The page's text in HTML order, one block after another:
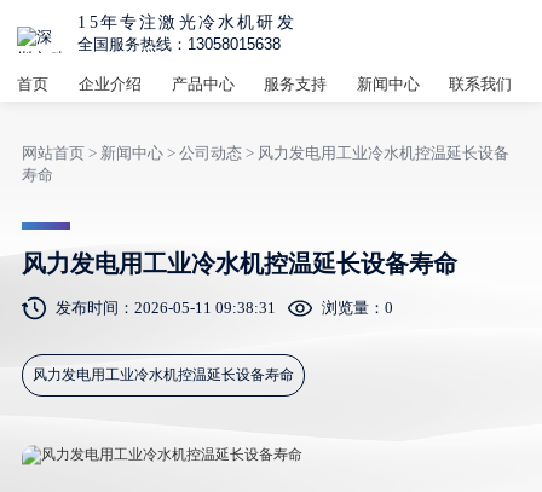
15年专注激光冷水机研发
全国服务热线：13058015638
首页 企业介绍 产品中心 服务支持 新闻中心 联系我们
网站首页> 新闻中心> 公司动态> 风力发电用工业冷水机控温延长设备
寿命
风力发电用工业冷水机控温延长设备寿命
发布时间：2026-05-11 09:38:31 浏览量： 0
风力发电用工业冷水机控温延长设备寿命